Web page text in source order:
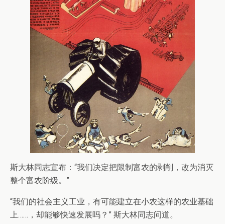
斯大林同志宣布：“我们决定把限制富农的剥削，改为消灭
整个富农阶级。”
“我们的社会主义工业，有可能建立在小农这样的农业基础
上……，却能够快速发展吗？” 斯大林同志问道。